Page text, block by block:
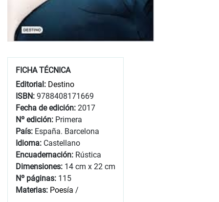
FICHA TÉCNICA
Editorial: Destino
ISBN: 9788408171669
Fecha de edición: 2017
Nº edición: Primera
País: España. Barcelona
Idioma: Castellano
Encuadernación: Rústica
Dimensiones: 14 cm x 22 cm
Nº páginas: 115
Materias: Poesía /